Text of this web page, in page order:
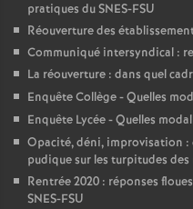
pratiques du SNES-FSU
Réouverture des
Communiqué intersyndical :
La réouverture : dans quel
Enquête Collège - Quelles
Enquête Lycée - Quelles
Opacité, déni, improvisation
pudique sur les turpitudes
Rentrée 2020 : réponses
SNES-FSU